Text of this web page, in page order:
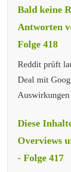
Bald keine
Antworten
Folge 418
Reddit prüft
Deal mit
Diese
Overviews
- Folge 417